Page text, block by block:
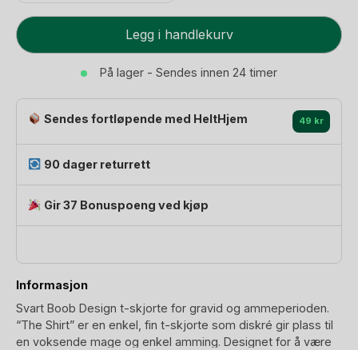
T-
skjorte
Gravid
Ammeklær
Legg i handlekurv
På lager - Sendes innen 24 timer
Sendes fortløpende med HeltHjem 49 kr
90 dager returrett
Gir 37 Bonuspoeng ved kjøp
Informasjon
Svart Boob Design t-skjorte for gravid og ammeperioden.
“The Shirt” er en enkel, fin t-skjorte som diskré gir plass til
en voksende mage og enkel amming. Designet for å være